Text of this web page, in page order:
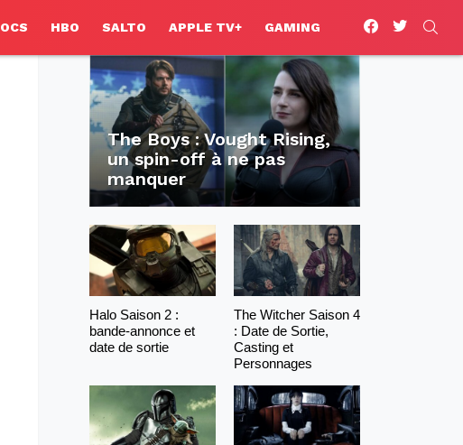
OCS HBO SALTO APPLE TV+ GAMING
facebooktwitter
The Boys : Vought Rising,
un spin-off à ne pas
manquer
Halo Saison 2 :
bande-annonce et
date de sortie
The Witcher Saison 4
: Date de Sortie,
Casting et
Personnages